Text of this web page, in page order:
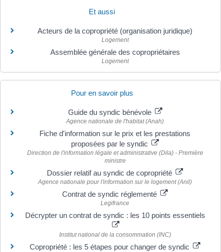
Et aussi
Acteurs de la copropriété (organisation juridique)
Logement
Assemblée générale des copropriétaires
Logement
Pour en savoir plus
Guide du syndic bénévole
Agence nationale de l'habitat (Anah)
Fiche d'information sur le prix et les prestations
proposées par le syndic
Direction de l'information légale et administrative (Dila) - Première
ministre
Dossier relatif au syndic de copropriété
Agence nationale pour l'information sur le logement (Anil)
Contrat de syndic réglementé
Legifrance
Décrypter un contrat de syndic : les 10 points essentiels
Institut national de la consommation (INC)
Copropriété : les 5 étapes pour changer de syndic